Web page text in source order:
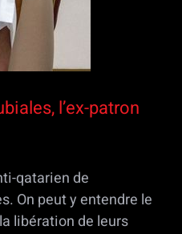
l’ex-patron
qatarien de
On peut y entendre le
libération de leurs